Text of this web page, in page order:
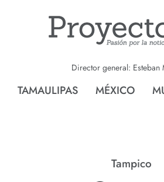
Director general: Esteban
TAMAULIPAS MÉXICO
Tampico